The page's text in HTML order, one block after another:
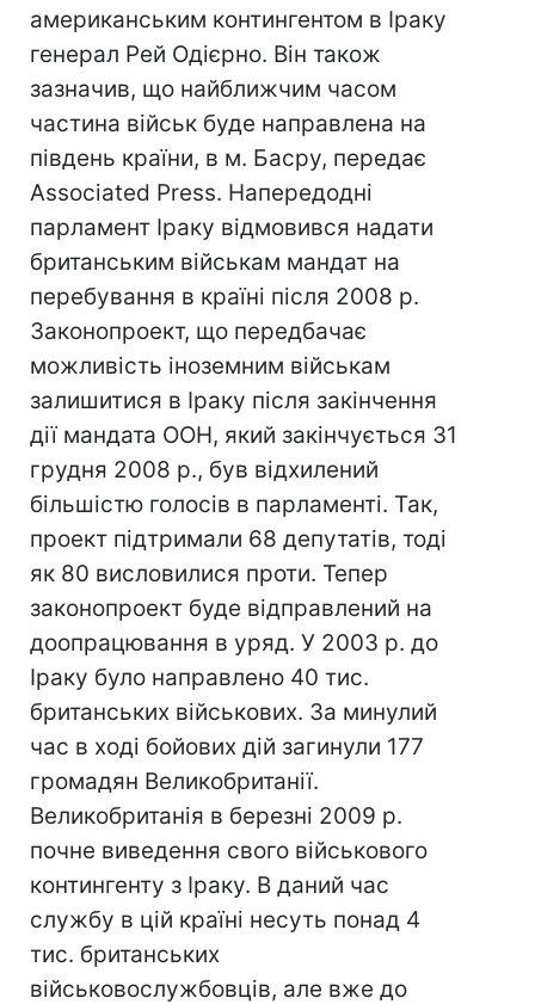
американським контингентом в Іраку
генерал Рей Одієрно. Він також
зазначив, що найближчим часом
частина військ буде направлена на
південь країни, в м. Басру, передає
Associated Press. Напередодні
парламент Іраку відмовився надати
британським військам мандат на
перебування в країні після 2008 р.
Законопроект, що передбачає
можливість іноземним військам
залишитися в Іраку після закінчення
дії мандата ООН, який закінчується 31
грудня 2008 р., був відхилений
більшістю голосів в парламенті. Так,
проект підтримали 68 депутатів, тоді
як 80 висловилися проти. Тепер
законопроект буде відправлений на
доопрацювання в уряд. У 2003 р. до
Іраку було направлено 40 тис.
британських військових. За минулий
час в ході бойових дій загинули 177
громадян Великобританії.
Великобританія в березні 2009 р.
почне виведення свого військового
контингенту з Іраку. В даний час
службу в цій країні несуть понад 4
тис. британських
військовослужбовців, але вже до